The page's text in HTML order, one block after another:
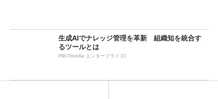
生成AIでナレッジ管理を革新 組織知を統合す
るツールとは
PR(ITmedia エンタープライズ)